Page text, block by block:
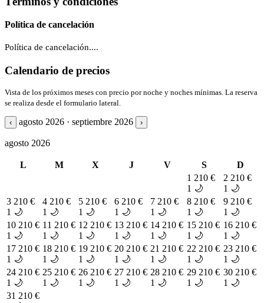
Política de cancelación
Política de cancelación....
Calendario de precios
Vista de los próximos meses con precio por noche y noches mínimas. La reserva
se realiza desde el formulario lateral.
‹ agosto 2026 · septiembre 2026 ›
agosto 2026
L M X J V S
D
1 210 €
1 🌙
2 210 €
1 🌙
3 210 €
1 🌙
4 210 €
1 🌙
5 210 €
1 🌙
6 210 €
1 🌙
7 210 €
1 🌙
8 210 €
1 🌙
9 210 €
1 🌙
10 210 €
1 🌙
11 210 €
1 🌙
12 210 €
1 🌙
13 210 €
1 🌙
14 210 €
1 🌙
15 210 €
1 🌙
16 210 €
1 🌙
17 210 €
1 🌙
18 210 €
1 🌙
19 210 €
1 🌙
20 210 €
1 🌙
21 210 €
1 🌙
22 210 €
1 🌙
23 210 €
1 🌙
24 210 €
1 🌙
25 210 €
1 🌙
26 210 €
1 🌙
27 210 €
1 🌙
28 210 €
1 🌙
29 210 €
1 🌙
30 210 €
1 🌙
31 210 €